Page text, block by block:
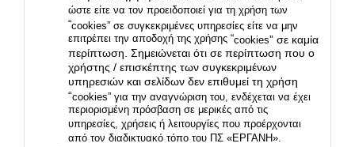
ώστε είτε να τον προειδοποιεί για τη χρήση των
“cookies” σε συγκεκριμένες υπηρεσίες είτε να μην
επιτρέπει την αποδοχή της χρήσης “cookies” σε καμία
περίπτωση. Σημειώνεται ότι σε περίπτωση που ο
χρήστης / επισκέπτης των συγκεκριμένων
υπηρεσιών και σελίδων δεν επιθυμεί τη χρήση
“cookies” για την αναγνώριση του, ενδέχεται να έχει
περιορισμένη πρόσβαση σε μερικές από τις
υπηρεσίες, χρήσεις ή λειτουργίες που προέρχονται
από τον διαδικτυακό τόπο του ΠΣ «ΕΡΓΑΝΗ».